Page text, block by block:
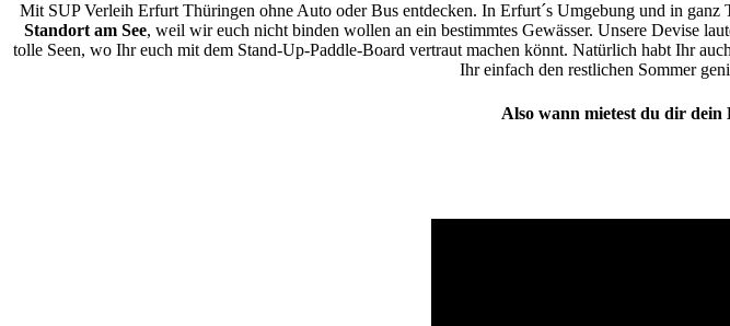
Mit SUP Verleih Erfurt Thüringen ohne Auto oder Bus entdecken. In Erfurt´s Umgebung und in
Standort am See, weil wir euch nicht binden wollen an ein bestimmtes Gewässer. Unsere Devise
tolle Seen, wo Ihr euch mit dem Stand-Up-Paddle-Board vertraut machen könnt. Natürlich habt Ihr
Ihr einfach den restlichen Sommer
Also wann mietest du dir